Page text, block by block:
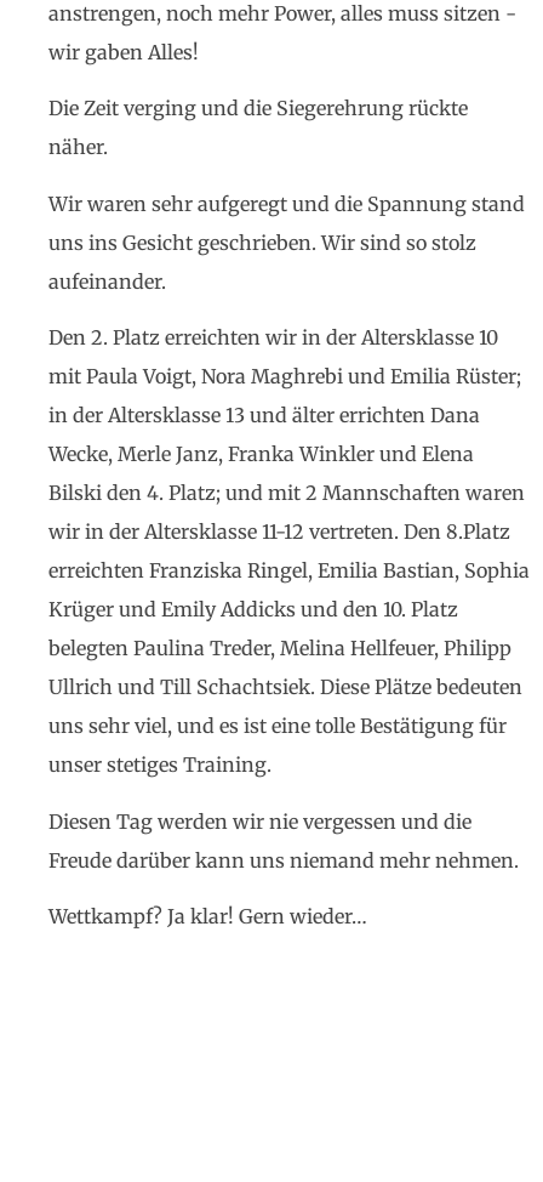
anstrengen, noch mehr Power, alles muss sitzen -
wir gaben Alles!
Die Zeit verging und die Siegerehrung rückte
näher.
Wir waren sehr aufgeregt und die Spannung stand
uns ins Gesicht geschrieben. Wir sind so stolz
aufeinander.
Den 2. Platz erreichten wir in der Altersklasse 10
mit Paula Voigt, Nora Maghrebi und Emilia Rüster;
in der Altersklasse 13 und älter errichten Dana
Wecke, Merle Janz, Franka Winkler und Elena
Bilski den 4. Platz; und mit 2 Mannschaften waren
wir in der Altersklasse 11-12 vertreten. Den 8.Platz
erreichten Franziska Ringel, Emilia Bastian, Sophia
Krüger und Emily Addicks und den 10. Platz
belegten Paulina Treder, Melina Hellfeuer, Philipp
Ullrich und Till Schachtsiek. Diese Plätze bedeuten
uns sehr viel, und es ist eine tolle Bestätigung für
unser stetiges Training.
Diesen Tag werden wir nie vergessen und die
Freude darüber kann uns niemand mehr nehmen.
Wettkampf? Ja klar! Gern wieder…